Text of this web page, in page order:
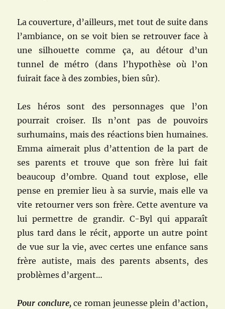
La couverture, d’ailleurs, met tout de suite dans
l’ambiance, on se voit bien se retrouver face à
une silhouette comme ça, au détour d’un
tunnel de métro (dans l’hypothèse où l’on
fuirait face à des zombies, bien sûr).
Les héros sont des personnages que l’on
pourrait croiser. Ils n’ont pas de pouvoirs
surhumains, mais des réactions bien humaines.
Emma aimerait plus d’attention de la part de
ses parents et trouve que son frère lui fait
beaucoup d’ombre. Quand tout explose, elle
pense en premier lieu à sa survie, mais elle va
vite retourner vers son frère. Cette aventure va
lui permettre de grandir. C-Byl qui apparaît
plus tard dans le récit, apporte un autre point
de vue sur la vie, avec certes une enfance sans
frère autiste, mais des parents absents, des
problèmes d’argent…
Pour conclure,ce roman jeunesse plein d’action,